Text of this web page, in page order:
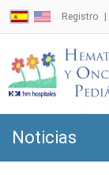
Registro
Noticias